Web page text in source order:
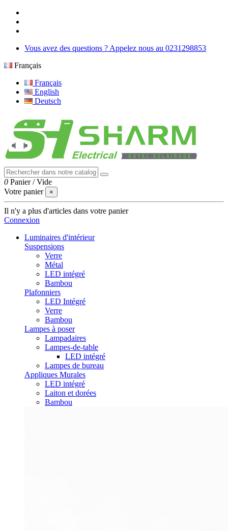
Vous avez des questions ? Appelez nous au 0231298853
Français
Français
English
Deutsch
0 Panier /Vide
Votre panier
×
Il n'y a plus d'articles dans votre panier
Connexion
Luminaires d'intérieur
Suspensions
Verre
Métal
LED intégré
Bambou
Plafonniers
LED Intégré
Verre
Bambou
Lampes à poser
Lampadaires
Lampes-de-table
LED intégré
Lampes de bureau
Appliques Murales
LED intégré
Laiton et dorées
Bambou